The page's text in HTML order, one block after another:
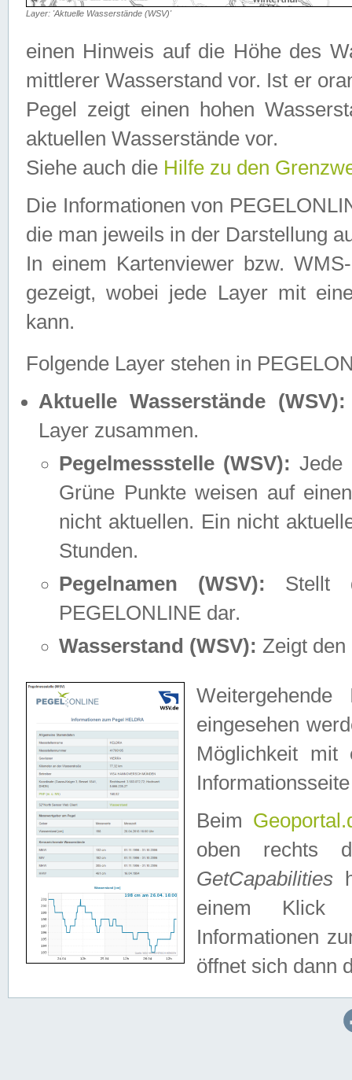
Layer: 'Aktuelle Wasserstände (WSV)'
einen Hinweis auf die Höhe des
mittlerer Wasserstand vor. Ist er
Pegel zeigt einen hohen
aktuellen Wasserstände vor.
Siehe auch die Hilfe zu den
Die Informationen von
die man jeweils in der Darstellung
In einem Kartenviewer bzw.
gezeigt, wobei jede Layer mit
kann.
Folgende Layer stehen in
Aktuelle Wasserstände (WSV):
Layer zusammen.
Pegelmessstelle (WSV): Jede
Grüne Punkte weisen auf
nicht aktuellen. Ein nicht
Stunden.
Pegelnamen (WSV): Stellt
PEGELONLINE dar.
Wasserstand (WSV): Zeigt den
eingesehen
Möglichkeit mit
Beim
oben rechts
GetCapabilities
einem Klick
Informationen
öffnet sich dann